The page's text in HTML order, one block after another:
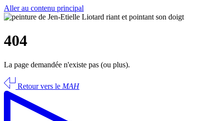
Aller au contenu principal
404
La page demandée n'existe pas (ou plus).
Retour vers le MAH